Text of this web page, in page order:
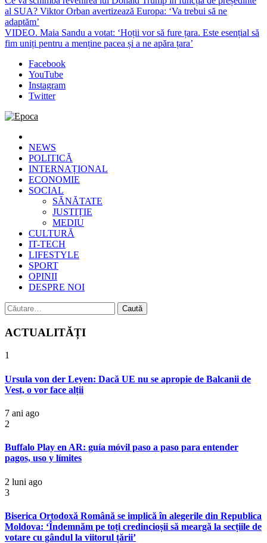
al SUA? Viktor Orban avertizează Europa: ‘Va trebui să ne
adaptăm’
VIDEO. Maia Sandu a votat: ‘Hoții vor să fure țara. Este esențial să
fim uniți pentru a menține pacea și a ne apăra țara’
Facebook
YouTube
Instagram
Twitter
Epoca
Cele mai noi știri online din România
NEWS
POLITICĂ
INTERNAȚIONAL
ECONOMIE
SOCIAL
SĂNĂTATE
JUSTIȚIE
MEDIU
CULTURĂ
IT-TECH
LIFESTYLE
SPORT
OPINII
DESPRE NOI
Caută
după:
ACTUALITĂȚI
1
Ursula von der Leyen: Dacă UE nu se apropie de Balcanii de
Vest, o vor face alții
7 ani ago
2
Buffalo Play en AR: guía móvil paso a paso para entender
pagos, uso y límites
2 luni ago
3
Biserica Ortodoxă Română se implică în alegerile din Republica
Moldova: ‘Îndemnăm pe toți credincioșii să meargă la secțiile de
votare cu gândul la viitorul țării’